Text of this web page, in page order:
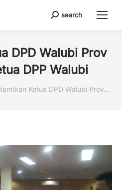
Search:
search
DPD Walubi Prov
DPP Walubi
Ketua DPD Walubi Prov…